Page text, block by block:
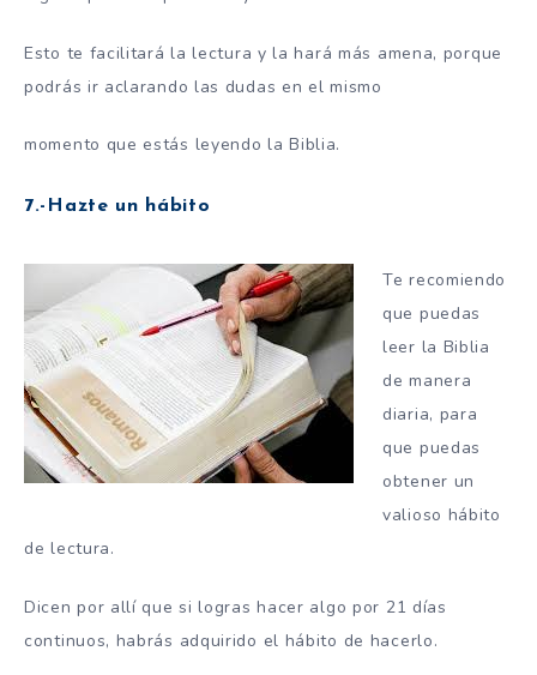
Esto te facilitará la lectura y la hará más amena, porque
podrás ir aclarando las dudas en el mismo
momento que estás leyendo la Biblia.
7.-Hazte un hábito
Te recomiendo
que puedas
leer la Biblia
de manera
diaria, para
que puedas
obtener un
valioso hábito
de lectura.
Dicen por allí que si logras hacer algo por 21 días
continuos, habrás adquirido el hábito de hacerlo.